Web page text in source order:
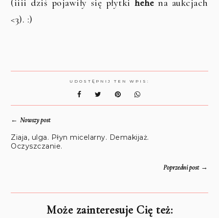
(iiii dziś pojawiły się płytki hehena aukcjach
<3). :)
UDOSTĘPNIJ TEN WPIS:
←Nowszy post
Ziaja, ulga. Płyn micelarny. Demakijaż.
Oczyszczanie.
Poprzedni post→
Może zainteresuje Cię też: